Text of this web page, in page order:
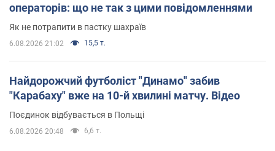
операторів: що не так з цими повідомленнями
Як не потрапити в пастку шахраїв
6.08.2026 21:02 15,5 т.
Найдорожчий футболіст "Динамо" забив
"Карабаху" вже на 10-й хвилині матчу. Відео
Поєдинок відбувається в Польщі
6.08.2026 20:48 6,6 т.